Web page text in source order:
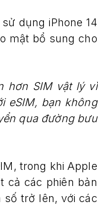
dụng iPhone 14
mật bổ sung cho
hơn SIM vật lý vì
eSIM, bạn không
qua đường bưu
trong khi Apple
cả các phiên bản
số trở lên, với các